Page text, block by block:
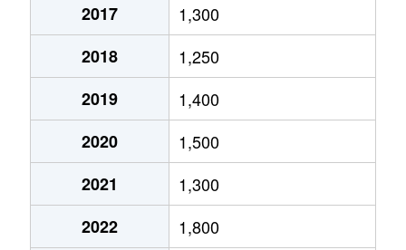
月寒西３条
1,700万円
月寒西３条
1,800万円
月寒西４条
1,700万円
月寒西４条
880万円
月寒西４条
700万円
月寒西５条
810万円
2017
1,300
2018
1,250
2019
1,400
2020
1,500
2021
1,300
2022
1,800